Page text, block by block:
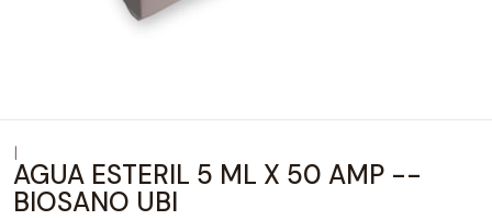
AGUA ESTERIL 5 ML X 50 AMP --
BIOSANO UBI